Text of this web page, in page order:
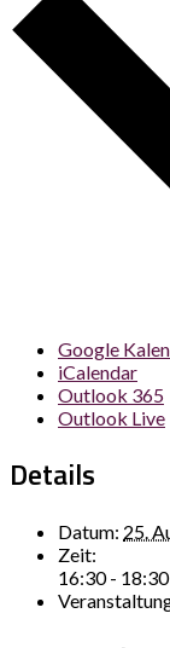
Google
iCalendar
Outlook 365
Outlook Live
Details
Datum: 25.
Zeit:
16:30 - 18:30